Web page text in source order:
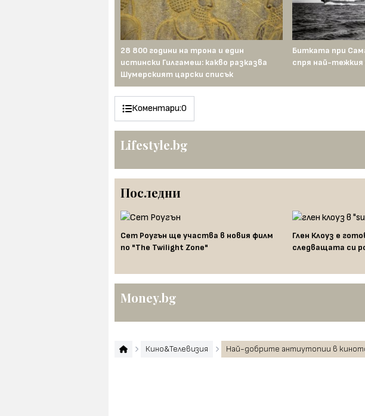
28 800 години на трона и един
истински Гилгамеш: какво разказва
Шумерският царски списък
Битката при
спря най-
Коментари:0
Lifestyle.bg
Последни
Сет Роугън ще участва в новия филм
по "The Twilight Zone"
Глен Клоуз е
следващата си
Money.bg
Кино&Телевизия Най-добрите антиутопии в